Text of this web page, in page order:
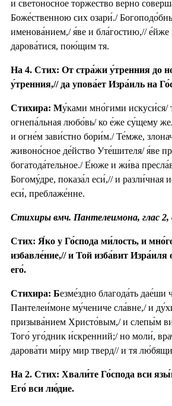
и светоно́сное торжество́ ве́рно
Боже́ственною сих озари́./
именова́нием,/ я́ве и бла́гостию,//
дарова́тися, пою́щим тя.
На 4. Стих: От стра́жи у́тренния до
у́тренния,// да упова́ет Изра́иль на
Стихира: Му́ками мно́гими искуси́ся/
огнепа́льная любо́вь/ ко е́же су́щему
и огне́м зави́стно бори́м./ Те́мже,
живоно́сное де́йство Уте́шителя/ я́ве
богатода́тельное./ Е́юже и жи́ва
Богому́дре, показа́л еси́,// и разли́чная
еси́, преблаже́нне.
Стихиры вмч. Пантелеимона, глас 2,
Стих: Я́ко у Го́спода ми́лость, и
избавле́ние,// и Той изба́вит Изра́иля
его́.
Стихира: Безме́здно благода́ть дае́ши
Пантелеи́моне му́чениче сла́вне,/ и
призыва́нием Христо́вым,/ и слепы́м
Того́ уго́дник и́скренний;/ но моли́,
дарова́ти ми́ру мир тверд// и тя
На 2. Стих: Хвали́те Го́спода вси
Его́ вси лю́дие.